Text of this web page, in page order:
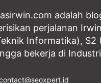
adalah
perjalanan
Informatika), S2
bekerja di